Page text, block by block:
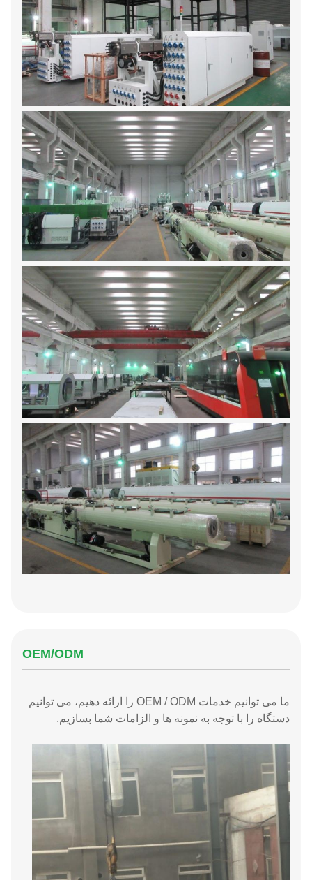
OEM/ODM
ما می توانیم خدمات OEM / ODM را ارائه دهیم، می توانیم
دستگاه را با توجه به نمونه ها و الزامات شما بسازیم.